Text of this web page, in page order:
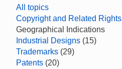
All topics
Copyright and Related Rights
Geographical Indications
Industrial Designs (15)
Trademarks (29)
Patents (20)